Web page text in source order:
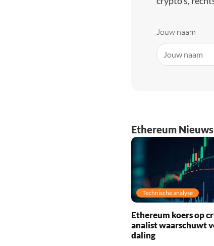
Jouw naam
Ethereum Nieuws
Technische analyse
Ethereum koers op
analist waarschuwt
daling